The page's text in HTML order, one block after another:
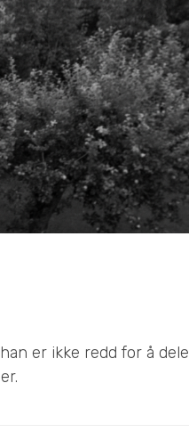
er ikke redd for å dele